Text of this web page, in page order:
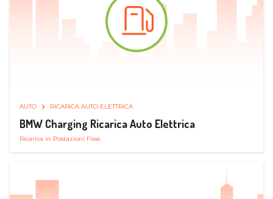
AUTO RICARICA AUTO ELETTRICA
BMW Charging Ricarica Auto Elettrica
Ricarica in Postazioni Fisse